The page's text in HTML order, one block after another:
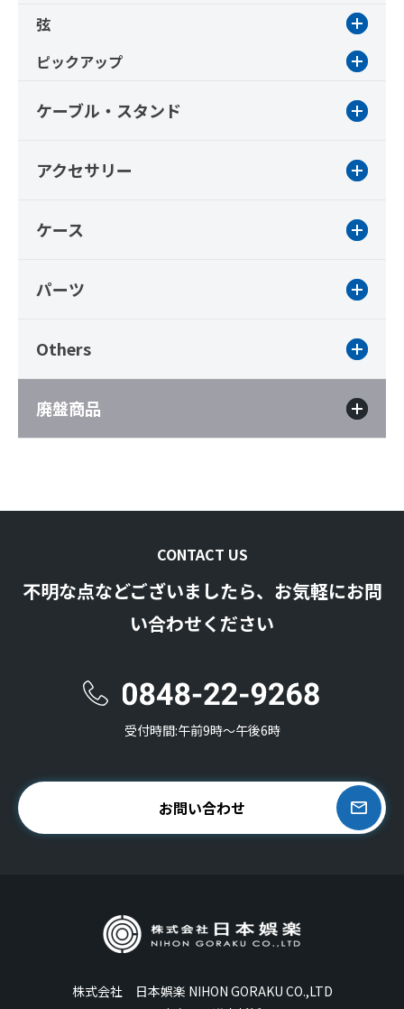
弦
ピックアップ
ケーブル・スタンド
アクセサリー
ケース
パーツ
Others
廃盤商品
CONTACT US
不明な点などございましたら、お気軽にお問
い合わせください
受付時間:午前9時〜午後6時
お問い合わせ
株式会社 日本娯楽 NIHON GORAKU CO.,LTD